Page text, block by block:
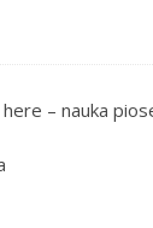
here – nauka